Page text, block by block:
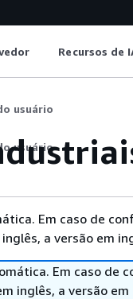
Recursos de
usuário
usuário
Em caso de
a versão em
Em caso de
inglês, a versão em